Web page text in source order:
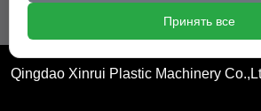
Qingdao Xinrui Plastic Machinery
Принять все